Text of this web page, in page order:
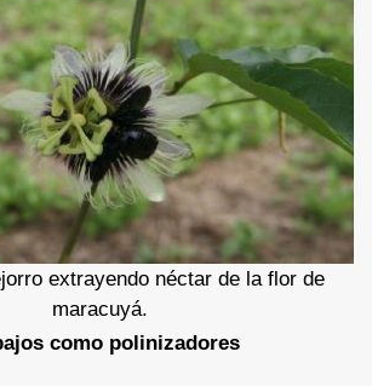
extrayendo néctar de la flor de
maracuyá.
como polinizadores